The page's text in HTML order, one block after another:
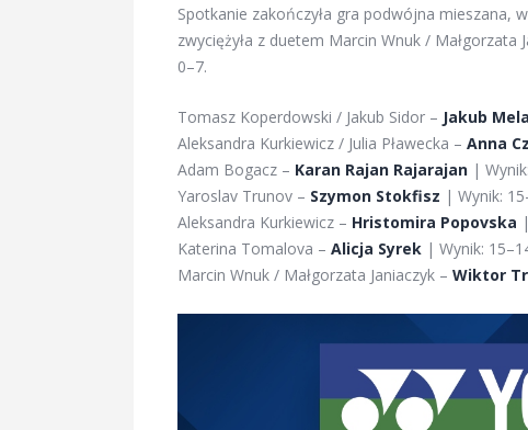
Spotkanie zakończyła gra podwójna mieszana,
zwyciężyła z duetem Marcin Wnuk /
0–7.
Tomasz Koperdowski / Jakub Sidor – Jakub
Aleksandra Kurkiewicz / Julia Pławecka – Anna
Adam Bogacz – Karan Rajan Rajarajan |
Yaroslav Trunov – Szymon Stokfisz | Wynik:
Aleksandra Kurkiewicz – Hristomira Popovska
Katerina Tomalova – Alicja Syrek | Wynik:
Marcin Wnuk / Małgorzata Janiaczyk – Wiktor